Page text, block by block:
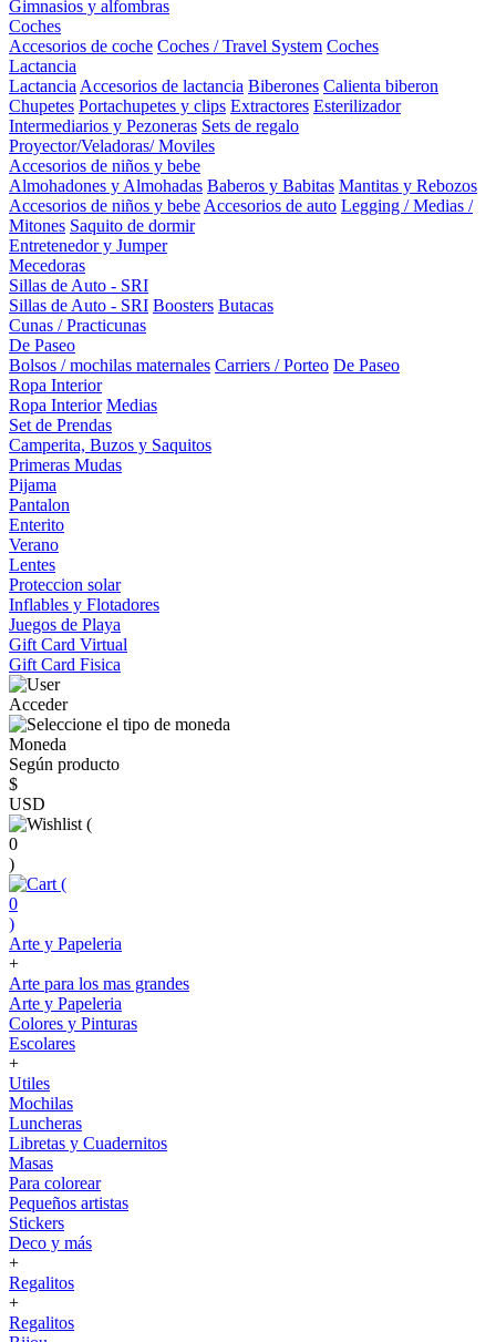
Gimnasios y alfombras
Coches
Accesorios de coche Coches / Travel System Coches
Lactancia
Lactancia Accesorios de lactancia Biberones Calienta biberon
Chupetes Portachupetes y clips Extractores Esterilizador
Intermediarios y Pezoneras Sets de regalo
Proyector/Veladoras/ Moviles
Accesorios de niños y bebe
Almohadones y Almohadas Baberos y Babitas Mantitas y Rebozos
Accesorios de niños y bebe Accesorios de auto Legging / Medias /
Mitones Saquito de dormir
Entretenedor y Jumper
Mecedoras
Sillas de Auto - SRI
Sillas de Auto - SRI Boosters Butacas
Cunas / Practicunas
De Paseo
Bolsos / mochilas maternales Carriers / Porteo De Paseo
Ropa Interior
Ropa Interior Medias
Set de Prendas
Camperita, Buzos y Saquitos
Primeras Mudas
Pijama
Pantalon
Enterito
Verano
Lentes
Proteccion solar
Inflables y Flotadores
Juegos de Playa
Gift Card Virtual
Gift Card Fisica
Acceder
Moneda
Según producto
$
USD
(
0
)
(
0
)
Arte y Papeleria
+
Arte para los mas grandes
Arte y Papeleria
Colores y Pinturas
Escolares
+
Utiles
Mochilas
Luncheras
Libretas y Cuadernitos
Masas
Para colorear
Pequeños artistas
Stickers
Deco y más
+
Regalitos
+
Regalitos